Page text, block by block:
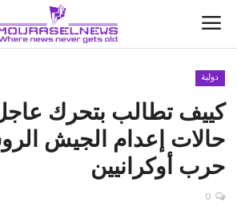
الأخبار
كتّابنا
السعودية
دولية
كييف تطالب بتحرك
حالات إعدام الجيش
حرب أوكرانيين
0